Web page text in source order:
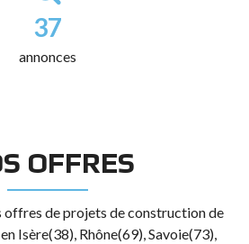
37
annonces
OFFRES
offres de projets de construction de
Isère(38), Rhône(69), Savoie(73),